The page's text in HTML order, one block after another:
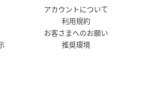
アカウントについて
利用規約
お客さまへのお願い
推奨環境